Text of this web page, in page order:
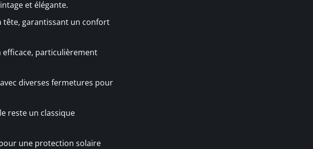
et élégante.
tête, garantissant un confort
efficace, particulièrement
diverses fermetures pour
reste un classique
une protection solaire